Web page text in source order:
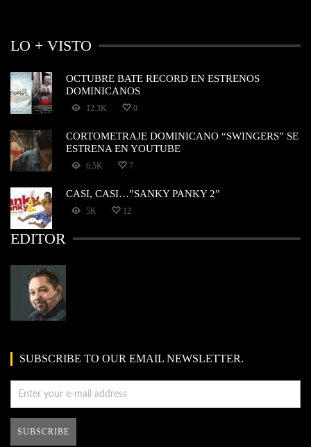
LO + VISTO
OCTUBRE BATE RECORD EN ESTRENOS
DOMINICANOS
12.3K 0
CORTOMETRAJE DOMINICANO “SWINGERS” SE
ESTRENA EN YOUTUBE
6.5K 7
CASI, CASI…”SANKY PANKY 2”
5K 12
EDITOR
SUBSCRIBE TO OUR EMAIL NEWSLETTER.